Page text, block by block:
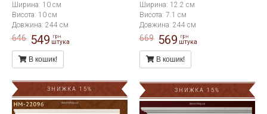
Ширина: 10 см
Висота: 10 см
Довжина: 244 см
646 549 грн
штука
В кошик!
Ширина: 12.2 см
Висота: 7.1 см
Довжина: 244 см
669 569 грн
штука
В кошик!
ЗНИЖКА 15% ЗНИЖКА 15%